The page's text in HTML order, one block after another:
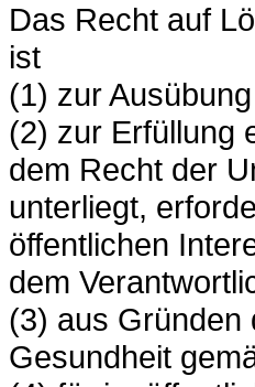
Das Recht auf
ist
(1) zur
(2) zur Erfüllung
dem Recht der
unterliegt,
öffentlichen
dem
(3) aus Gründen
Gesundheit